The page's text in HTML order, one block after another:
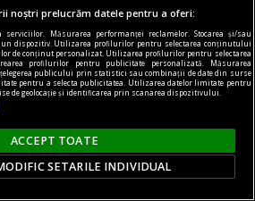
noștri prelucrăm datele pentru a oferi:
serviciilor. Măsurarea performanței reclamelor. Stocarea și/sau
un dispozitiv. Utilizarea profilurilor pentru selectarea conținutului
de conținut personalizat. Utilizarea profilurilor pentru selectarea
profilurilor pentru publicitate personalizată. Măsurarea
publicului prin statistici sau combinații de date din surse
pentru a selecta publicitatea. Utilizarea datelor limitate pentru
de geolocație și identificarea prin scanarea dispozitivului.
ACCEPT TOATE
SETARILE INDIVIDUAL